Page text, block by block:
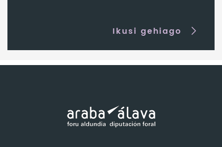
Ikusi gehiago